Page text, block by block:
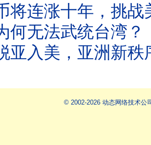
十年，挑战美元霸权？别被表面数据误
武统台湾？《战争论》已经告诉我们答案
亚入美，亚洲新秩
© 2002-2026 动态网络技术公